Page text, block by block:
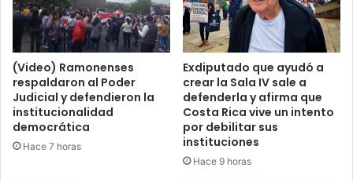
(Video) Ramonenses
respaldaron al Poder
Judicial y defendieron la
institucionalidad
democrática
Hace 7 horas
Exdiputado que ayudó a
crear la Sala IV sale a
defenderla y afirma que
Costa Rica vive un intento
por debilitar sus
instituciones
Hace 9 horas